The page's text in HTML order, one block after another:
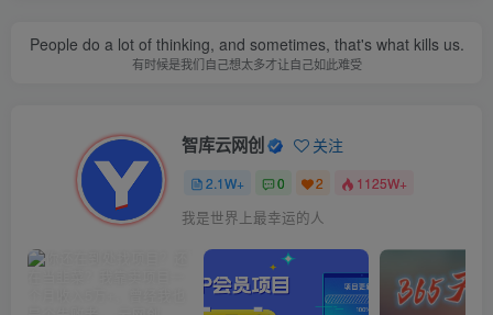
People do a lot of thinking, and sometimes, that's what kills us.
有时候是我们自己想太多才让自己如此难受
智库云网创 关注
2.1W+ 0 2 1125W+
我是世界上最幸运的人